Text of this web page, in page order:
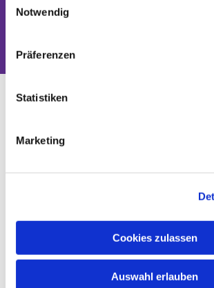
Notwendig
Präferenzen
Statistiken
Marketing
Cookies zulassen
Auswahl erlauben
Dies könnte Sie auch